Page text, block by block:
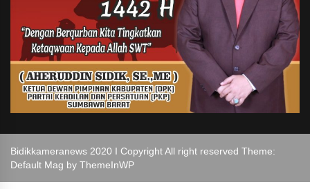
Bidikkameranews 2020 I Copyright All right reserved Theme:
Default Mag by ThemeInWP